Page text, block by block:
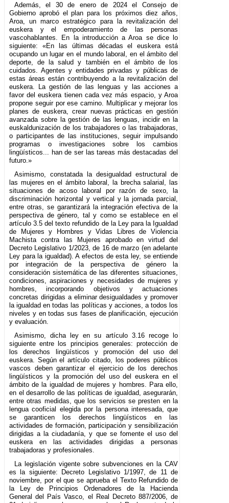
Además, el 30 de enero de 2024 el Consejo de
Gobierno aprobó el plan para los próximos diez años,
Aroa, un marco estratégico para la revitalización del
euskera y el empoderamiento de las personas
vascohablantes. En la introducción a Aroa se dice lo
siguiente: «En las últimas décadas el euskera está
ocupando un lugar en el mundo laboral, en el ámbito del
deporte, de la salud y también en el ámbito de los
cuidados. Agentes y entidades privadas y públicas de
estas áreas están contribuyendo a la revitalización del
euskera. La gestión de las lenguas y las acciones a
favor del euskera tienen cada vez más espacio, y Aroa
propone seguir por ese camino. Multiplicar y mejorar los
planes de euskera, crear nuevas prácticas en gestión
avanzada sobre la gestión de las lenguas, incidir en la
euskaldunización de los trabajadores o las trabajadoras,
o participantes de las instituciones, seguir impulsando
programas o investigaciones sobre los cambios
lingüísticos... han de ser las tareas más destacadas del
futuro.»
Asimismo, constatada la desigualdad estructural de
las mujeres en el ámbito laboral, la brecha salarial, las
situaciones de acoso laboral por razón de sexo, la
discriminación horizontal y vertical y la jornada parcial,
entre otras, se garantizará la integración efectiva de la
perspectiva de género, tal y como se establece en el
artículo 3.5 del texto refundido de la Ley para la Igualdad
de Mujeres y Hombres y Vidas Libres de Violencia
Machista contra las Mujeres aprobado en virtud del
Decreto Legislativo 1/2023, de 16 de marzo (en adelante
Ley para la igualdad). A efectos de esta ley, se entiende
por integración de la perspectiva de género la
consideración sistemática de las diferentes situaciones,
condiciones, aspiraciones y necesidades de mujeres y
hombres, incorporando objetivos y actuaciones
concretas dirigidas a eliminar desigualdades y promover
la igualdad en todas las políticas y acciones, a todos los
niveles y en todas sus fases de planificación, ejecución
y evaluación.
Asimismo, dicha ley en su artículo 3.16 recoge lo
siguiente entre los principios generales: protección de
los derechos lingüísticos y promoción del uso del
euskera. Según el artículo citado, los poderes públicos
vascos deben garantizar el ejercicio de los derechos
lingüísticos y la promoción del uso del euskera en el
ámbito de la igualdad de mujeres y hombres. Para ello,
en el desarrollo de las políticas de igualdad, asegurarán,
entre otras medidas, que los servicios se presten en la
lengua cooficial elegida por la persona interesada, que
se garanticen los derechos lingüísticos en las
actividades de formación, participación y sensibilización
dirigidas a la ciudadanía, y que se fomente el uso del
euskera en las actividades dirigidas a personas
trabajadoras y profesionales.
La legislación vigente sobre subvenciones en la CAV
es la siguiente: Decreto Legislativo 1/1997, de 11 de
noviembre, por el que se aprueba el Texto Refundido de
la Ley de Principios Ordenadores de la Hacienda
General del País Vasco, el Real Decreto 887/2006, de